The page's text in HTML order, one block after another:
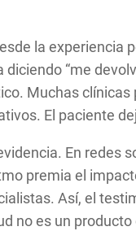
la
“me
Muchas
El paciente
En
premia el
Así, el
no es un